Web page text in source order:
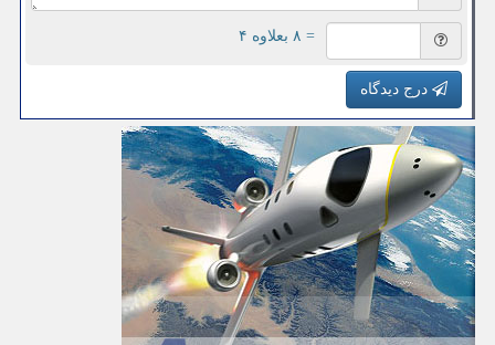
= ۸ بعلاوه ۴
درج دیدگاه